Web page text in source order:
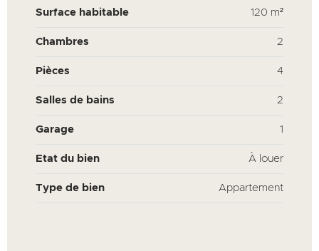
Surface habitable 120 m²
Chambres 2
Pièces 4
Salles de bains 2
Garage 1
Etat du bien À louer
Type de bien Appartement